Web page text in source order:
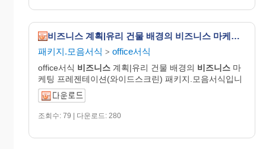
비즈니스 계획|유리 건물 배경의 비즈니스 마케팅 프레젠테이션(와이드스크린)
패키지.모음서식 > office서식
office서식 비즈니스 계획|유리 건물 배경의 비즈니스 마
케팅 프레젠테이션(와이드스크린) 패키지.모음서식입니
조회수: 79 | 다운로드: 280